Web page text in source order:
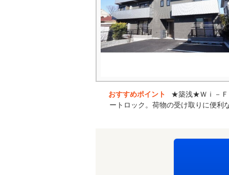
おすすめポイント
★築浅★Ｗｉ－Ｆ
ートロック。荷物の受け取りに便利